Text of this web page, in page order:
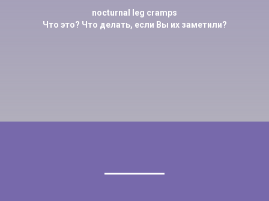
nocturnal leg cramps
Что это? Что делать, если Вы их заметили?